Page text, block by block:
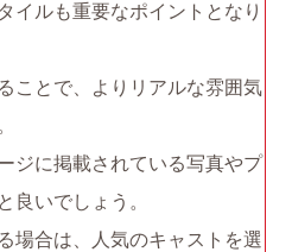
イルも重要なポイントとなり
ことで、よりリアルな雰囲気
ジに掲載されている写真やプ
良いでしょう。
場合は、人気のキャストを選